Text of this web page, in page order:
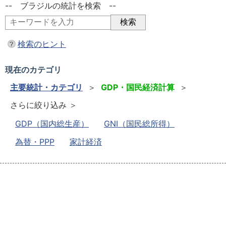
-- ブラジルの統計を検索 --
検索のヒント
現在のカテゴリ
主要統計・カテゴリ
＞ GDP・国民経済計算 ＞
さらに絞り込み ＞
GDP（国内総生産）
GNI（国民総所得）
為替・PPP
家計経済